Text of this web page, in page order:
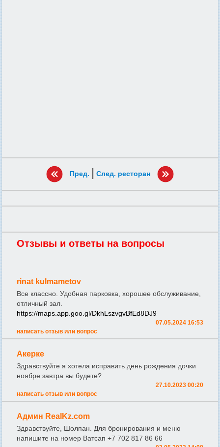
Пред. | След. ресторан
Отзывы и ответы на вопросы
rinat kulmametov
Все классно. Удобная парковка, хорошее обслуживание,
отличный зал.
https://maps.app.goo.gl/DkhLszvgvBfEd8DJ9
07.05.2024 16:53
написать отзыв или вопрос
Акерке
Здравствуйте я хотела исправить день рождения дочки
ноябре завтра вы будете?
27.10.2023 00:20
написать отзыв или вопрос
Админ RealKz.com
Здравствуйте, Шолпан. Для бронирования и меню
напишите на номер Ватсап +7 702 817 86 66